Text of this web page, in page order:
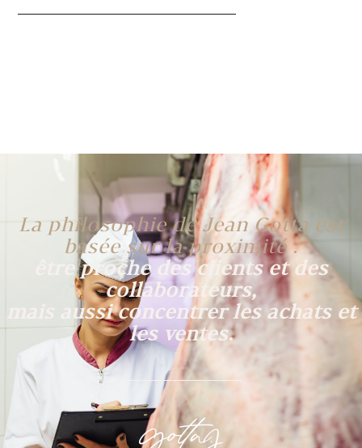
La philosophie de Jean Gotta est
basée sur la proximité :
être proche des clients et des
collaborateurs,
mais aussi concentrer les achats et
les ventes.